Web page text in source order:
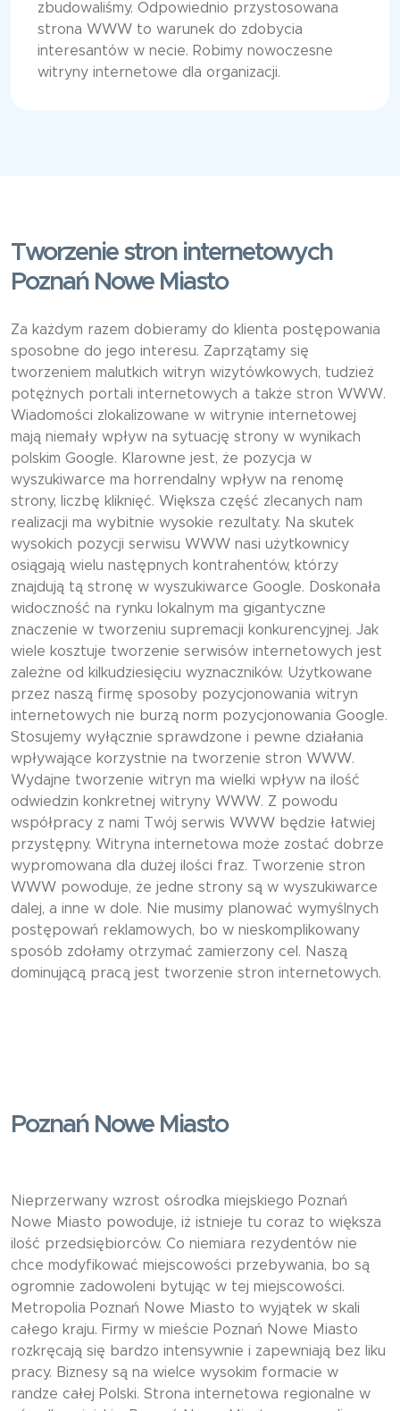
zbudowaliśmy. Odpowiednio przystosowana
strona WWW to warunek do zdobycia
interesantów w necie. Robimy nowoczesne
witryny internetowe dla organizacji.
Tworzenie stron internetowych
Poznań Nowe Miasto
Za każdym razem dobieramy do klienta postępowania
sposobne do jego interesu. Zaprzątamy się
tworzeniem malutkich witryn wizytówkowych, tudzież
potężnych portali internetowych a także stron WWW.
Wiadomości zlokalizowane w witrynie internetowej
mają niemały wpływ na sytuację strony w wynikach
polskim Google. Klarowne jest, że pozycja w
wyszukiwarce ma horrendalny wpływ na renomę
strony, liczbę kliknięć. Większa część zlecanych nam
realizacji ma wybitnie wysokie rezultaty. Na skutek
wysokich pozycji serwisu WWW nasi użytkownicy
osiągają wielu następnych kontrahentów, którzy
znajdują tą stronę w wyszukiwarce Google. Doskonała
widoczność na rynku lokalnym ma gigantyczne
znaczenie w tworzeniu supremacji konkurencyjnej. Jak
wiele kosztuje tworzenie serwisów internetowych jest
zależne od kilkudziesięciu wyznaczników. Użytkowane
przez naszą firmę sposoby pozycjonowania witryn
internetowych nie burzą norm pozycjonowania Google.
Stosujemy wyłącznie sprawdzone i pewne działania
wpływające korzystnie na tworzenie stron WWW.
Wydajne tworzenie witryn ma wielki wpływ na ilość
odwiedzin konkretnej witryny WWW. Z powodu
współpracy z nami Twój serwis WWW będzie łatwiej
przystępny. Witryna internetowa może zostać dobrze
wypromowana dla dużej ilości fraz. Tworzenie stron
WWW powoduje, że jedne strony są w wyszukiwarce
dalej, a inne w dole. Nie musimy planować wymyślnych
postępowań reklamowych, bo w nieskomplikowany
sposób zdołamy otrzymać zamierzony cel. Naszą
dominującą pracą jest tworzenie stron internetowych.
Poznań Nowe Miasto
Nieprzerwany wzrost ośrodka miejskiego Poznań
Nowe Miasto powoduje, iż istnieje tu coraz to większa
ilość przedsiębiorców. Co niemiara rezydentów nie
chce modyfikować miejscowości przebywania, bo są
ogromnie zadowoleni bytując w tej miejscowości.
Metropolia Poznań Nowe Miasto to wyjątek w skali
całego kraju. Firmy w mieście Poznań Nowe Miasto
rozkręcają się bardzo intensywnie i zapewniają bez liku
pracy. Biznesy są na wielce wysokim formacie w
randze całej Polski. Strona internetowa regionalne w